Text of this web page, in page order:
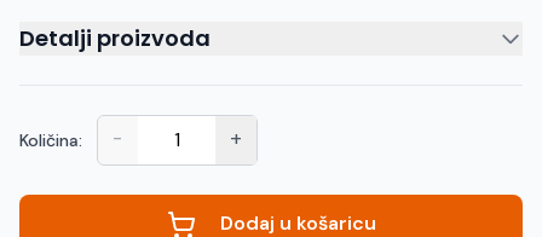
Detalji proizvoda
Količina: - +
Dodaj u košaricu